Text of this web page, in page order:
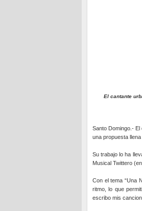
El cantante
Santo Domingo.-
una propuesta
Su trabajo lo ha
Musical Twittero
Con el tema “Una
ritmo, lo que
escribo mis